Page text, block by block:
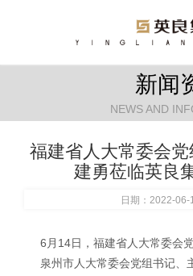
新闻
NEWS AND
福建省人大常委会
建勇莅临英良
日期：2022-
6月14日，福建省人大常委会
泉州市人大常委会党组书记、